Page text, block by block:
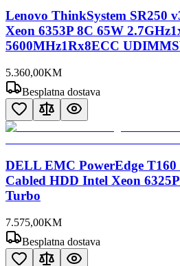
Lenovo ThinkSystem SR250
Xeon 6353P 8C 65W
5600MHz1Rx8ECC
5.360,00KM
Besplatna dostava
DELL EMC PowerEdge
Cabled HDD Intel Xeon
Turbo
7.575,00KM
Besplatna dostava